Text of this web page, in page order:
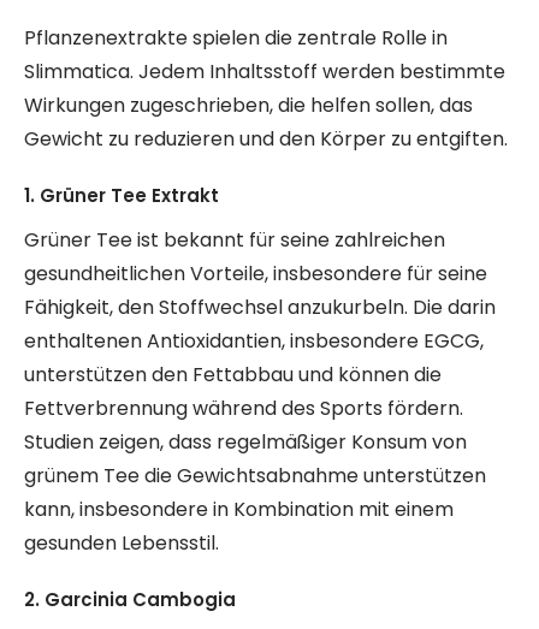
Pflanzenextrakte spielen die zentrale Rolle in
Slimmatica. Jedem Inhaltsstoff werden bestimmte
Wirkungen zugeschrieben, die helfen sollen, das
Gewicht zu reduzieren und den Körper zu entgiften.
1. Grüner Tee Extrakt
Grüner Tee ist bekannt für seine zahlreichen
gesundheitlichen Vorteile, insbesondere für seine
Fähigkeit, den Stoffwechsel anzukurbeln. Die darin
enthaltenen Antioxidantien, insbesondere EGCG,
unterstützen den Fettabbau und können die
Fettverbrennung während des Sports fördern.
Studien zeigen, dass regelmäßiger Konsum von
grünem Tee die Gewichtsabnahme unterstützen
kann, insbesondere in Kombination mit einem
gesunden Lebensstil.
2. Garcinia Cambogia